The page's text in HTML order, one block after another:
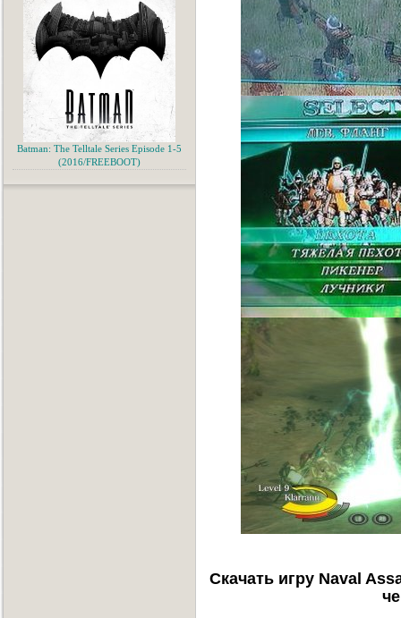
Скачать игру Naval
Batman: The Telltale Series Episode 1-5
(2016/FREEBOOT)